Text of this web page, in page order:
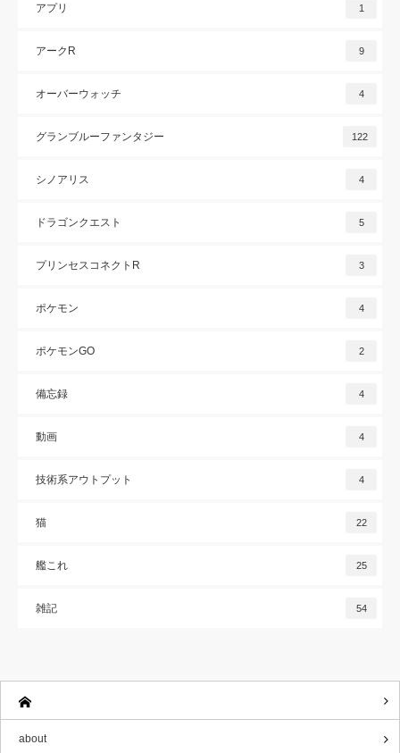
アプリ 1
アークR 9
オーバーウォッチ 4
グランブルーファンタジー 122
シノアリス 4
ドラゴンクエスト 5
プリンセスコネクトR 3
ポケモン 4
ポケモンGO 2
備忘録 4
動画 4
技術系アウトプット 4
猫 22
艦これ 25
雑記 54
about